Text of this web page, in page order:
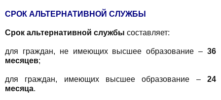
СРОК АЛЬТЕРНАТИВНОЙ СЛУЖБЫ
Срок альтернативной службы составляет:
для граждан, не имеющих высшее образование – 36
месяцев;
для граждан, имеющих высшее образование – 24
месяца.